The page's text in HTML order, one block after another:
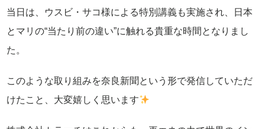
当日は、ウスビ・サコ様による特別講義も実施され、日本
とマリの“当たり前の違い”に触れる貴重な時間となりまし
た。
このような取り組みを奈良新聞という形で発信していただ
けたこと、大変嬉しく思います